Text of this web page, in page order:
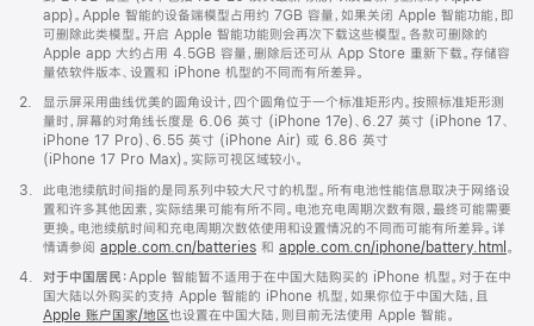
app)。Apple 智能的设备端模型占用约 7GB 容量，如果关闭 Apple 智能功能，即
可删除此类模型。开启 Apple 智能功能则会再次下载这些模型。各款可删除的
Apple app 大约占用 4.5GB 容量，删除后还可从 App Store 重新下载。存储容
量依软件版本、设置和 iPhone 机型的不同而有所差异。
脚
2.
显示屏采用曲线优美的圆角设计，四个圆角位于一个标准矩形内。按照标准矩形测
量时，屏幕的对角线长度是 6.06 英寸 (iPhone 17e)、6.27 英寸 (iPhone 17、
iPhone 17 Pro)、6.55 英寸 (iPhone Air) 或 6.86 英寸
(iPhone 17 Pro Max)。实际可视区域较小。
脚
3.
此电池续航时间指的是同系列中较大尺寸的机型。所有电池性能信息取决于网络设
置和许多其他因素，实际结果可能有所不同。电池充电周期次数有限，最终可能需要
更换。电池续航时间和充电周期次数依使用和设置情况的不同而可能有所差异。详
情请参阅 apple.com.cn/batteries 和 apple.com.cn/iphone/battery.html 。
脚
4. 对于中国居民：Apple 智能暂不适用于在中国大陆购买的 iPhone 机型。对于在中
国大陆以外购买的支持 Apple 智能的 iPhone 机型，如果你位于中国大陆，且
Apple 账户国家/地区也设置在中国大陆，则目前无法使用 Apple 智能。